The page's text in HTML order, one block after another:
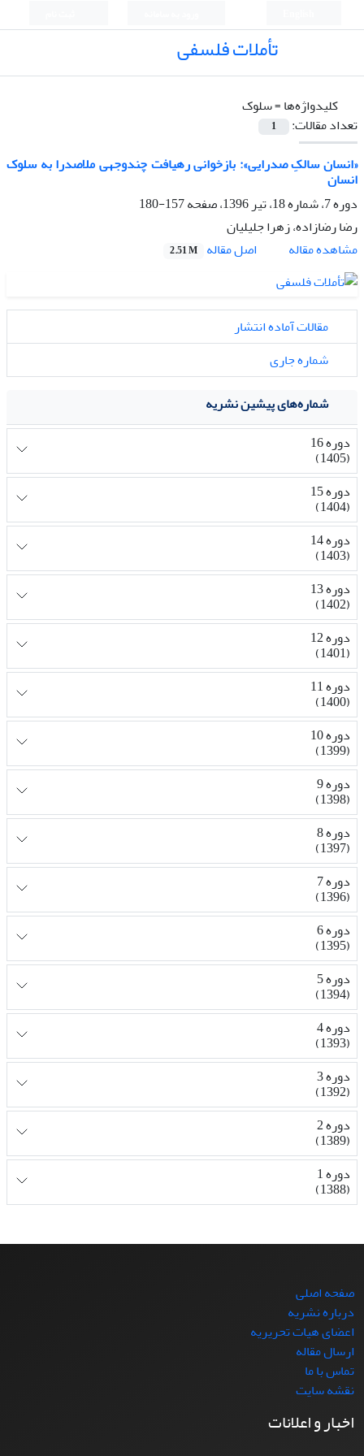
تأملات فلسفی
کلیدواژه‌ها =سلوک
تعداد مقالات:
1
«انسان سالکِ صدرایی»: بازخوانی رهیافت‌ چندوجهی ملاصدرا به سلوک
انسان
دوره 7، شماره 18، تیر 1396، صفحه
157-180
رضا رضازاده، زهرا جلیلیان
مشاهده مقاله
اصل مقاله 2.51 M
مقالات آماده انتشار
شماره جاری
شماره‌های پیشین نشریه
دوره 16
(1405)
دوره 15
(1404)
دوره 14
(1403)
دوره 13
(1402)
دوره 12
(1401)
دوره 11
(1400)
دوره 10
(1399)
دوره 9
(1398)
دوره 8
(1397)
دوره 7
(1396)
دوره 6
(1395)
دوره 5
(1394)
دوره 4
(1393)
دوره 3
(1392)
دوره 2
(1389)
دوره 1
(1388)
صفحه اصلی
درباره نشریه
اعضای هیات تحریریه
ارسال مقاله
تماس با ما
نقشه سایت
اخبار و اعلانات